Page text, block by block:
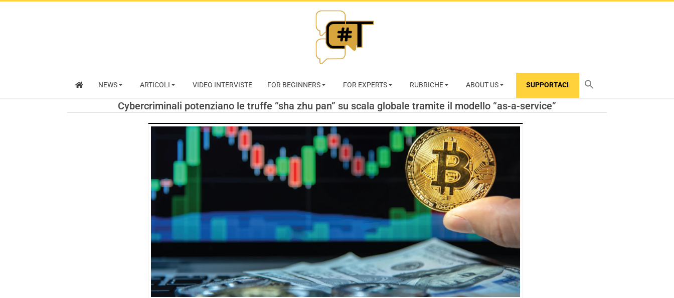
RIVISTA
CYBERSECURITY
TRENDS
NEWS ARTICOLI VIDEO INTERVISTE FOR BEGINNERS FOR EXPERTS RUBRICHE ABOUT US SUPPORTACI
Cybercriminali potenziano le truffe “sha zhu pan” su scala globale tramite il modello “as-a-service”